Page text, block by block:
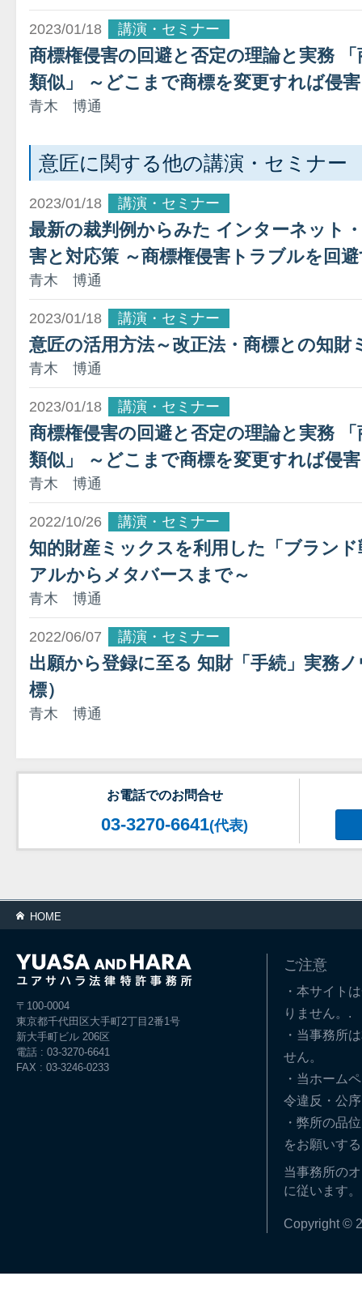
2023/01/18 講演・セミナー
商標権侵害の回避と否定の理論と実務
類似」 ～どこまで商標を変更すれば侵
青木 博通
意匠に関する他の講演・セミナー
2023/01/18 講演・セミナー
最新の裁判例からみた インターネット
害と対応策 ～商標権侵害トラブルを回
青木 博通
2023/01/18 講演・セミナー
意匠の活用方法～改正法・商標との知財
青木 博通
2023/01/18 講演・セミナー
商標権侵害の回避と否定の理論と実務
類似」 ～どこまで商標を変更すれば侵
青木 博通
2022/10/26 講演・セミナー
知的財産ミックスを利用した「ブラン
アルからメタバースまで～
青木 博通
2022/06/07 講演・セミナー
出願から登録に至る 知財「手続」実務
標）
青木 博通
お電話でのお問合せ
03-3270-6641(代表)
HOME
〒100-0004
東京都千代田区大手町2丁目2番1号
新大手町ビル 206区
電話 : 03-3270-6641
FAX : 03-3246-0233
ご注意
・本サイト
りません。.
・当事務所
せん。
・当ホーム
令違反・公
・弊所の品
をお願いす
当事務所の
に従います。
Copyright ©